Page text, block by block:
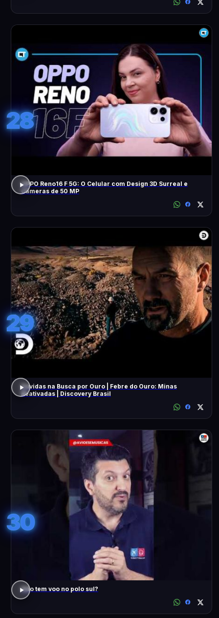
28
OPPO Reno16 F 5G: O Celular com Design 3D Surreal e
Câmeras de 50 MP
29
Dúvidas na Busca por Ouro | Febre do Ouro: Minas
Reativadas | Discovery Brasil
30
Não tem voo no polo sul?